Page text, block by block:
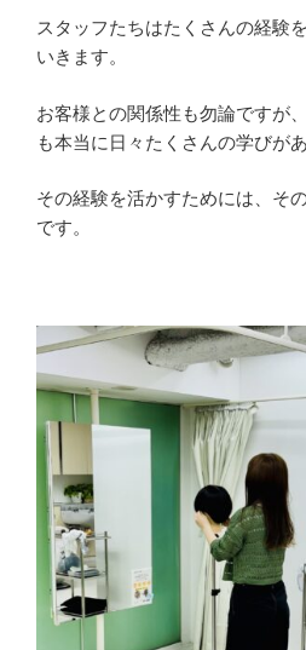
スタッフたちはたくさんの経験
いきます。
お客様との関係性も勿論ですが
も本当に日々たくさんの学びがあ
その経験を活かすためには、そ
です。